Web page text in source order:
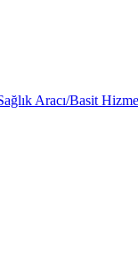
Aracı/Basit